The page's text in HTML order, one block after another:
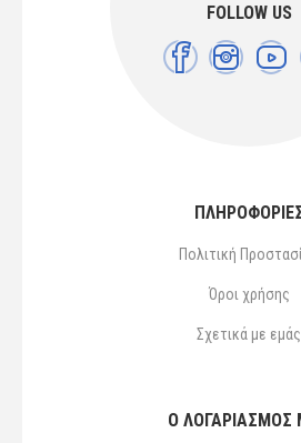
FOLLOW US
Πολιτική
Όροι χρήσης
Σχετικά με εμάς
Ο ΛΟΓΑΡΙΑΣΜΌΣ